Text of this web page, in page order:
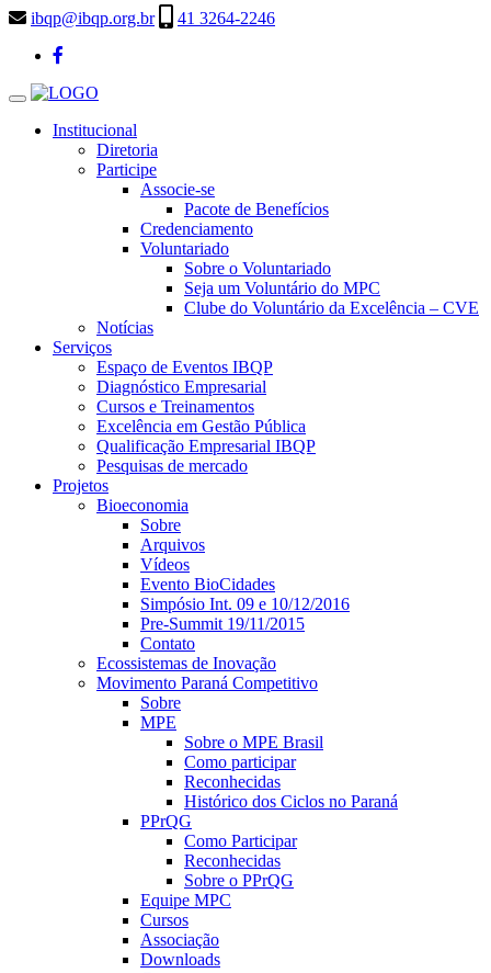
ibqp@ibqp.org.br 41 3264-2246
Toggle
navigationInstitucional
Diretoria
Participe
Associe-se
Pacote de Benefícios
Credenciamento
Voluntariado
Sobre o Voluntariado
Seja um Voluntário do MPC
Clube do Voluntário da Excelência – CVE
Notícias
Serviços
Espaço de Eventos IBQP
Diagnóstico Empresarial
Cursos e Treinamentos
Excelência em Gestão Pública
Qualificação Empresarial IBQP
Pesquisas de mercado
Projetos
Bioeconomia
Sobre
Arquivos
Vídeos
Evento BioCidades
Simpósio Int. 09 e 10/12/2016
Pre-Summit 19/11/2015
Contato
Ecossistemas de Inovação
Movimento Paraná Competitivo
Sobre
MPE
Sobre o MPE Brasil
Como participar
Reconhecidas
Histórico dos Ciclos no Paraná
PPrQG
Como Participar
Reconhecidas
Sobre o PPrQG
Equipe MPC
Cursos
Associação
Downloads